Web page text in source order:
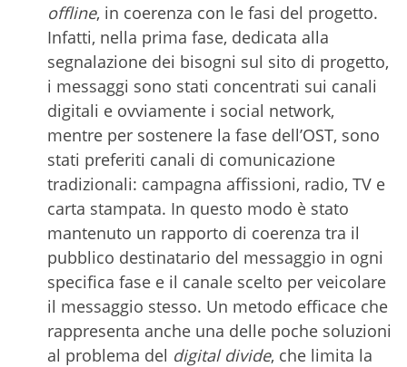
offline, in coerenza con le fasi del progetto.
Infatti, nella prima fase, dedicata alla
segnalazione dei bisogni sul sito di progetto,
i messaggi sono stati concentrati sui canali
digitali e ovviamente i social network,
mentre per sostenere la fase dell’OST, sono
stati preferiti canali di comunicazione
tradizionali: campagna affissioni, radio, TV e
carta stampata. In questo modo è stato
mantenuto un rapporto di coerenza tra il
pubblico destinatario del messaggio in ogni
specifica fase e il canale scelto per veicolare
il messaggio stesso. Un metodo efficace che
rappresenta anche una delle poche soluzioni
al problema del digital divide, che limita la